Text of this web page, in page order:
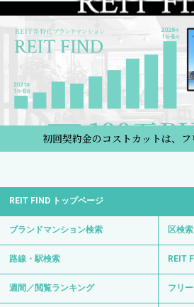
初回契約金のコストカットは、
REIT FIND トップページ
ブランドマンション検索 区検索
路線・駅検索 REIT
週間／閲覧ランキング フリ